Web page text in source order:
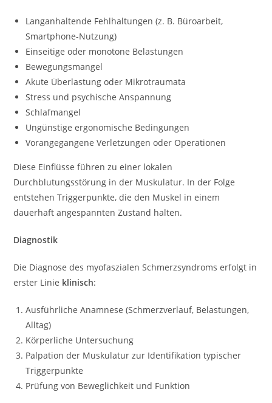
Langanhaltende Fehlhaltungen (z. B. Büroarbeit,
Smartphone-Nutzung)
Einseitige oder monotone Belastungen
Bewegungsmangel
Akute Überlastung oder Mikrotraumata
Stress und psychische Anspannung
Schlafmangel
Ungünstige ergonomische Bedingungen
Vorangegangene Verletzungen oder Operationen
Diese Einflüsse führen zu einer lokalen
Durchblutungsstörung in der Muskulatur. In der Folge
entstehen Triggerpunkte, die den Muskel in einem
dauerhaft angespannten Zustand halten.
Diagnostik
Die Diagnose des myofaszialen Schmerzsyndroms erfolgt in
erster Linie klinisch:
Ausführliche Anamnese (Schmerzverlauf, Belastungen,
Alltag)
Körperliche Untersuchung
Palpation der Muskulatur zur Identifikation typischer
Triggerpunkte
Prüfung von Beweglichkeit und Funktion